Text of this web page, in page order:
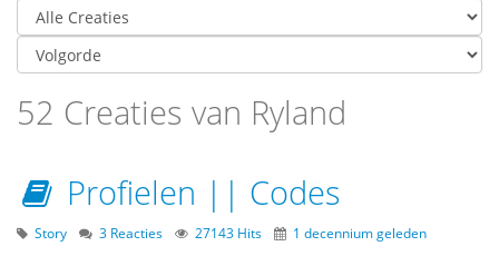
52 Creaties van Ryland
Profielen || Codes
Story 3 Reacties 27143 Hits 1 decennium geleden